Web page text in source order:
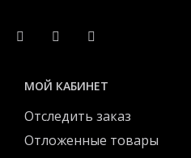
МОЙ КАБИНЕТ
Отследить заказ
Отложенные товары